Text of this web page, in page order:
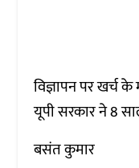
विज्ञापन पर खर्च
यूपी सरकार ने 8
बसंत कुमार